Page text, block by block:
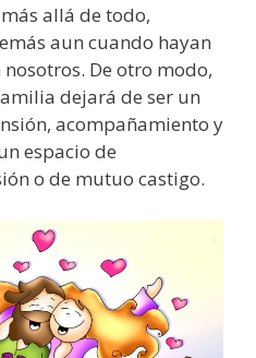
allá de todo,
aun cuando hayan
De otro modo,
dejará de ser un
acompañamiento y
espacio de
o de mutuo castigo.